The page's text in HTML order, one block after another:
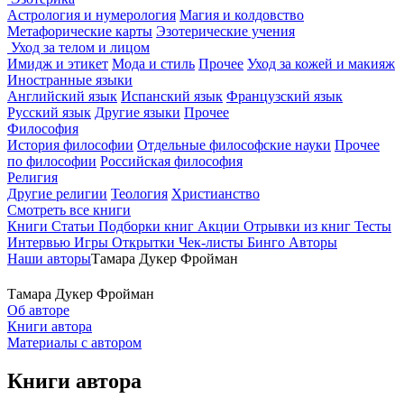
Астрология и нумерология Магия и колдовство
Метафорические карты Эзотерические учения
Уход за телом и лицом
Имидж и этикет Мода и стиль Прочее Уход за кожей и макияж
Иностранные языки
Английский язык Испанский язык Французский язык
Русский язык Другие языки Прочее
Философия
История философии Отдельные философские науки Прочее
по философии Российская философия
Религия
Другие религии Теология Христианство
Смотреть все книги
Книги Статьи Подборки книг Акции Отрывки из книг Тесты
Интервью Игры Открытки Чек-листы Бинго Авторы
Наши авторыТамара Дукер Фройман
Тамара Дукер Фройман
Об авторе
Книги автора
Материалы с автором
Книги автора